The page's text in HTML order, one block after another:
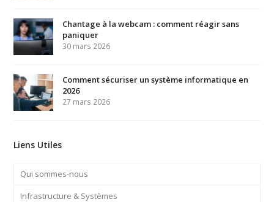
Chantage à la webcam : comment réagir sans
paniquer
30 mars 2026
Comment sécuriser un système informatique en
2026
27 mars 2026
Liens Utiles
Qui sommes-nous
Infrastructure & Systèmes